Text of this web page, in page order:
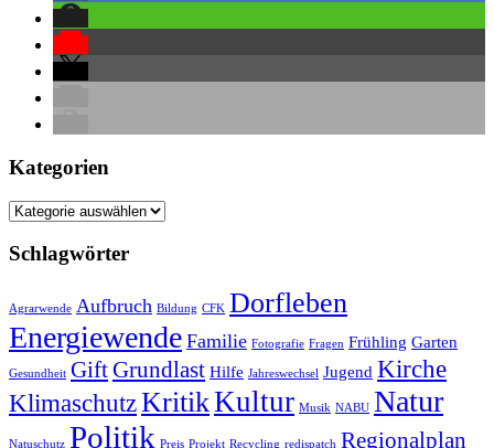
Kategorien
Kategorien
Schlagwörter
Agrarwende Aufbruch Bildung CFK Dorfleben
Energiewende Familie Fotografie Fragen Frühling Garten
Gesundheit GiftGrundlast Hilfe Jahreswechsel Jugend Kirche
KlimaschutzKritikKultur Musik NABU Natur
Natuschutz Politik Preis Projekt Recycling redispatch Regionalplan